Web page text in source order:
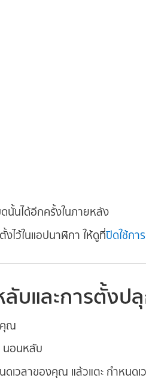
นั้นได้อีกครั้งในภายหลัง
ไว้ในแอปนาฬิกา ให้ดูที่ปิดใช้กา
บและการตั้งป
คุณ
นอนหลับ
เวลาของคุณ แล้วแตะ กำหนดเ